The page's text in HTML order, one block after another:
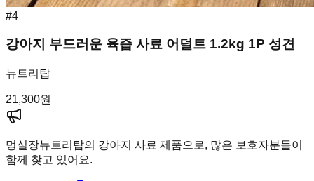
#4
강아지 부드러운 육즙 사료 어덜트 1.2kg 1P 성견
뉴트리탑
21,300원
멍실장뉴트리탑의 강아지 사료 제품으로, 많은 보호자분들이
함께 찾고 있어요.